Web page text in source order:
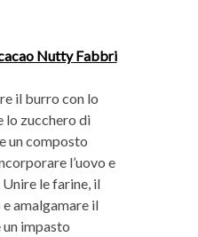
Nutty Fabbri
il burro con lo
lo zucchero di
un composto
l’uovo e
le farine, il
amalgamare il
impasto